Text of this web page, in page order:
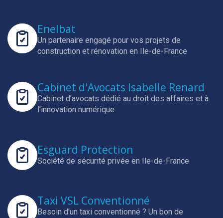
Enelbat
Un partenaire engagé pour vos projets de
construction et rénovation en Ile-de-France
Cabinet d'Avocats Isabelle Renard
Cabinet d’avocats dédié au droit des affaires et à
l’innovation numérique
Esguard Protection
Société de sécurité privée en Ile-de-France
Taxi VSL Conventionné
Besoin d'un taxi conventionné ? Un bon de